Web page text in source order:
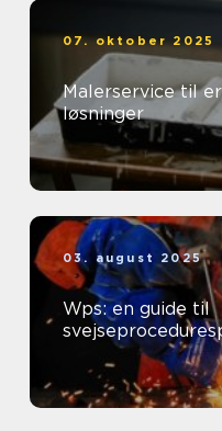
07. oktober 2025
Malerservice til
løsninger
03. august 2025
Wps: en guide til